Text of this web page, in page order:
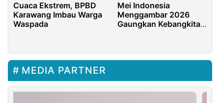
Cuaca Ekstrem, BPBD
Karawang Imbau Warga
Waspada
Mei Indonesia
Menggambar 2026
Gaungkan Kebangkitan
MEDIA PARTNER